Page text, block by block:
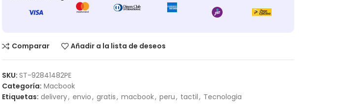
Comparar Añadir a la lista de deseos
SKU: ST-92841482PE
Categoría: Macbook
Etiquetas: delivery, envio, gratis, macbook, peru, tactil, Tecnologia